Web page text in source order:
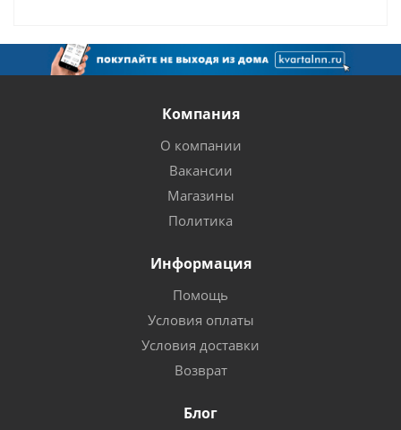
Компания
О компании
Вакансии
Магазины
Политика
Информация
Помощь
Условия оплаты
Условия доставки
Возврат
Блог